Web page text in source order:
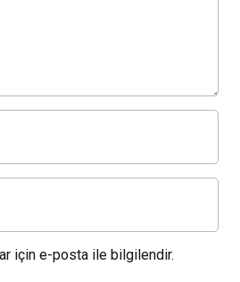
için e-posta ile bilgilendir.